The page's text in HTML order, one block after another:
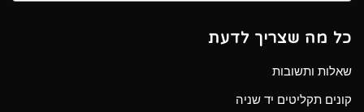
כל מה שצריך לדעת
שאלות ותשובות
קונים תקליטים יד שניה